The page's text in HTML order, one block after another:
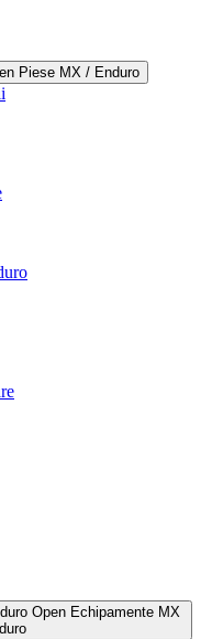
Piese MX / Enduro
Open Echipamente MX